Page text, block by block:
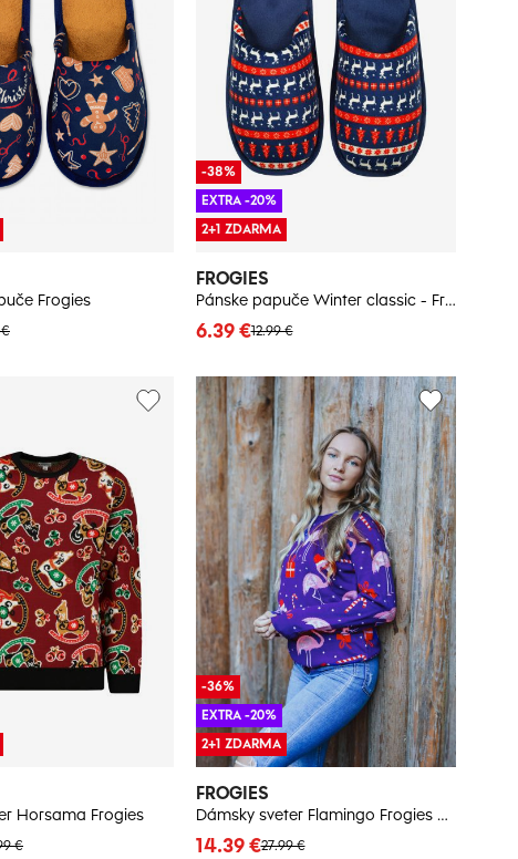
Frogies
€
FROGIES
Pánske papuče Winter classic - Frogies
12.99 €
6.39 €
-38%
EXTRA -20%
2+1 ZDARMA
Horsama Frogies
€
FROGIES
Dámsky sveter Flamingo Frogies Christmas
27.99 €
14.39 €
-36%
EXTRA -20%
2+1 ZDARMA